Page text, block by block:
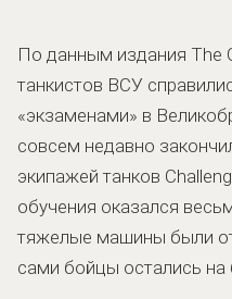
По данным издания The
танкистов ВСУ
«экзаменами» в
совсем недавно
экипажей танков
обучения оказался
тяжелые машины были
сами бойцы остались на